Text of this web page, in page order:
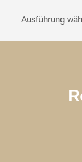
Ausführung